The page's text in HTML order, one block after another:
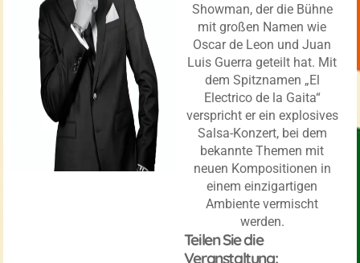
Showman, der die Bühne
mit großen Namen wie
Oscar de Leon und Juan
Luis Guerra geteilt hat. Mit
dem Spitznamen „El
Electrico de la Gaita“
verspricht er ein explosives
Salsa-Konzert, bei dem
bekannte Themen mit
neuen Kompositionen in
einem einzigartigen
Ambiente vermischt
werden.
Teilen Sie die
Veranstaltung: